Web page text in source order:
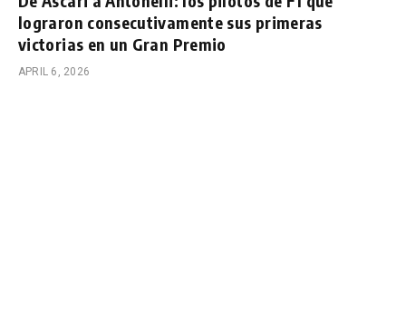
lograron consecutivamente sus primeras
victorias en un Gran Premio
APRIL 6, 2026